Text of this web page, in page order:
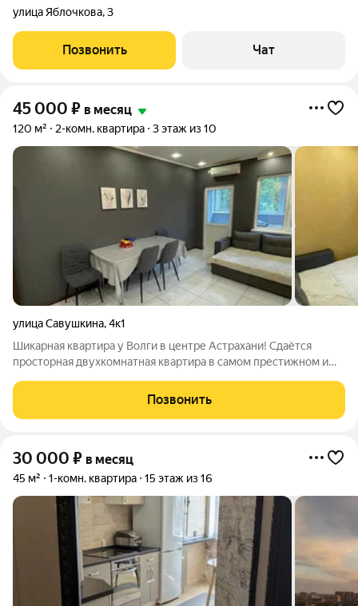
улица Яблочкова,3
Позвонить Чат
45 000 ₽ в месяц
120 м² 2-комн. квартира 3 этаж из 10
улица Савушкина,4к1
Шикарная квартира у Волги в центре Астрахани! Сдаётся
просторная двухкомнатная квартира в самом престижном и
набережная реки Волга и стадион в шаговой доступности. О
Позвонить
30 000 ₽ в месяц
45 м² 1-комн. квартира 15 этаж из 16